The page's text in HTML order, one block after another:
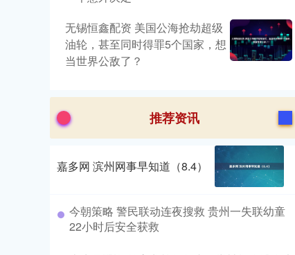
无锡恒鑫配资 美国公海抢劫超级
油轮，甚至同时得罪5个国家，想
当世界公敌了？
推荐资讯
嘉多网 滨州网事早知道（8.4）
今朝策略 警民联动连夜搜救 贵州一失联幼童
22小时后安全获救